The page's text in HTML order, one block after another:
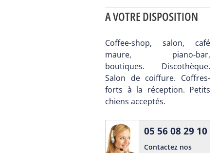
A VOTRE DISPOSITION
Coffee-shop, salon, café
maure, piano-bar,
boutiques. Discothèque.
Salon de coiffure. Coffres-
forts à la réception. Petits
chiens acceptés.
05 56 08 29 10
Contactez nos